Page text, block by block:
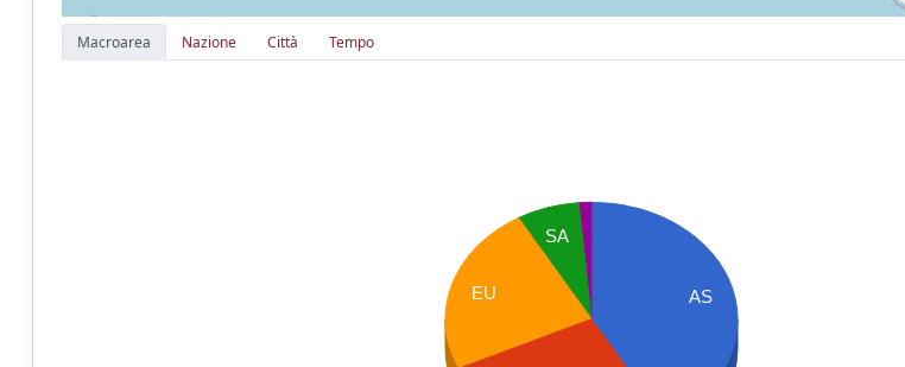
Macroarea
Nazione Città
Tempo
AS
SA
EU